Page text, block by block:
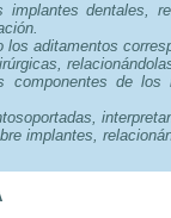
dentales,
los aditamentos
componentes de
implantes,